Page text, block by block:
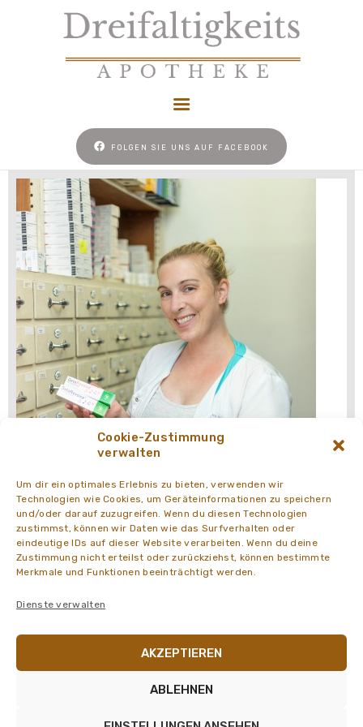
Cookie-Zustimmung
verwalten
Um dir ein optimales Erlebnis zu bieten, verwenden wir
Technologien wie Cookies, um Geräteinformationen zu speichern
und/oder darauf zuzugreifen. Wenn du diesen Technologien
zustimmst, können wir Daten wie das Surfverhalten oder
eindeutige IDs auf dieser Website verarbeiten. Wenn du deine
Zustimmung nicht erteilst oder zurückziehst, können bestimmte
Merkmale und Funktionen beeinträchtigt werden.
Dienste verwalten
AKZEPTIEREN
ABLEHNEN
FOLGEN SIE UNS AUF FACEBOOK
HOME
NACHTDIENST
UNSER REZEPT
NEWS
KONTAKT
COOKIE-RICHTLINIE
(EU)
Michaela Ratschnig, PKA